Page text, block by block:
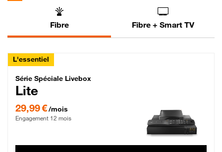
Fibre Fibre + Smart TV
L'essentiel
Série Spéciale Livebox Lite Fibre
Série Spéciale Livebox
Lite
29,99 €/mois
Engagement 12 mois